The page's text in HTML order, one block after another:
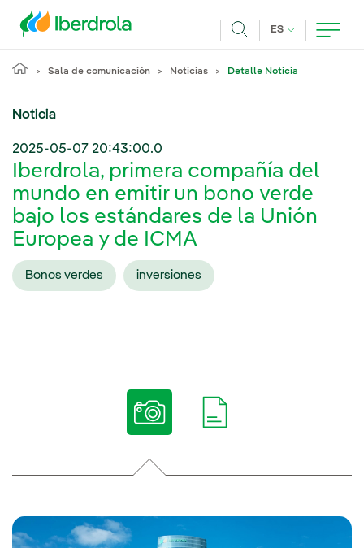
ES IDIOMA
Sala de comunicación Noticias Detalle Noticia
Noticia
2025-05-07 20:43:00.0
Iberdrola, primera compañía del
mundo en emitir un bono verde
bajo los estándares de la Unión
Europea y de ICMA
Bonos verdes inversiones